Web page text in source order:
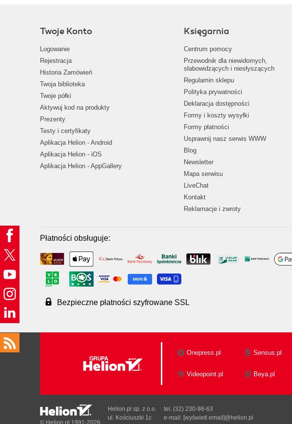
Twoje Konto
Logowanie
Rejestracja
Historia Zamówień
Twoja biblioteka
Twoje półki
Aktywuj kod na produkty
Prezenty
Testy i certyfikaty
Aplikacja Helion - Android
Aplikacja Helion - iOS
Aplikacja Helion - AppGallery
Księgarnia
Centrum pomocy
Przewodnik dla niewidomych,
słabowidzących i niesłyszących
Regulamin sklepu
Polityka prywatności
Deklaracja dostępności
Formy i koszty wysyłki
Formy płatności
Usprawnij nasz serwis WWW
Blog
Newsletter
Mapa serwisu
LiveChat
Kontakt
Reklamacje i zwroty
Płatności obsługuje:
Bezpieczne płatności szyfrowane SSL
Onepress.pl Sensus.pl
Videopoint.pl Beya.pl
© Helion.pl 1991-2026
Helion.pl sp. z o.o.
ul. Kościuszki 1c
tel. (32) 230-98-63
e-mail: [wyświetl email]@helion.pl